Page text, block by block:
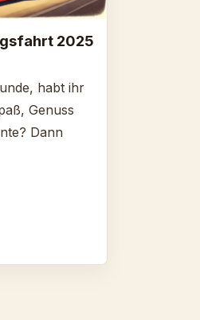
2025
habt ihr
Genuss
Dann